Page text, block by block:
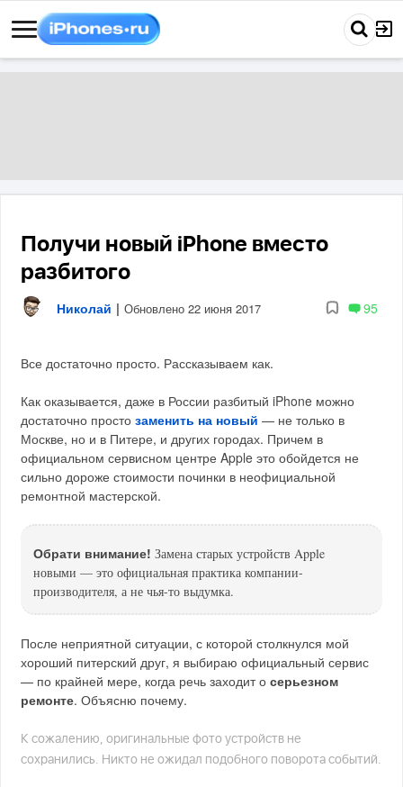
Получи новый iPhone вместо
разбитого
Николай | Обновлено 22 июня 2017 95
Все достаточно просто. Рассказываем как.
Как оказывается, даже в России разбитый iPhone можно
достаточно простозаменить на новый — не только в
Москве, но и в Питере, и других городах. Причем в
официальном сервисном центре Apple это обойдется не
сильно дороже стоимости починки в неофициальной
ремонтной мастерской.
Обрати внимание!Замена старых устройств Apple
новыми — это официальная практика компании-
производителя, а не чья-то выдумка.
После неприятной ситуации, с которой столкнулся мой
хороший питерский друг, я выбираю официальный сервис
— по крайней мере, когда речь заходит осерьезном
ремонте. Объясню почему.
К сожалению, оригинальные фото устройств не
сохранились. Никто не ожидал подобного поворота событий.